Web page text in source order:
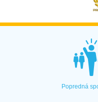
Popredná